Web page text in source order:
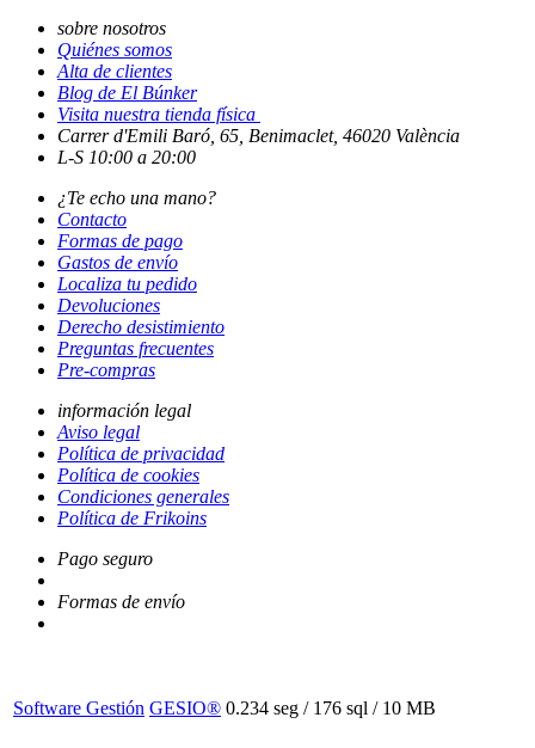
sobre nosotros
Quiénes somos
Alta de clientes
Blog de El Búnker
Visita nuestra tienda física
Carrer d'Emili Baró, 65, Benimaclet, 46020 València
L-S 10:00 a 20:00
¿Te echo una mano?
Contacto
Formas de pago
Gastos de envío
Localiza tu pedido
Devoluciones
Derecho desistimiento
Preguntas frecuentes
Pre-compras
información legal
Aviso legal
Política de privacidad
Política de cookies
Condiciones generales
Política de Frikoins
Pago seguro
Formas de envío
Software Gestión GESIO® 0.234 seg / 176 sql / 10 MB